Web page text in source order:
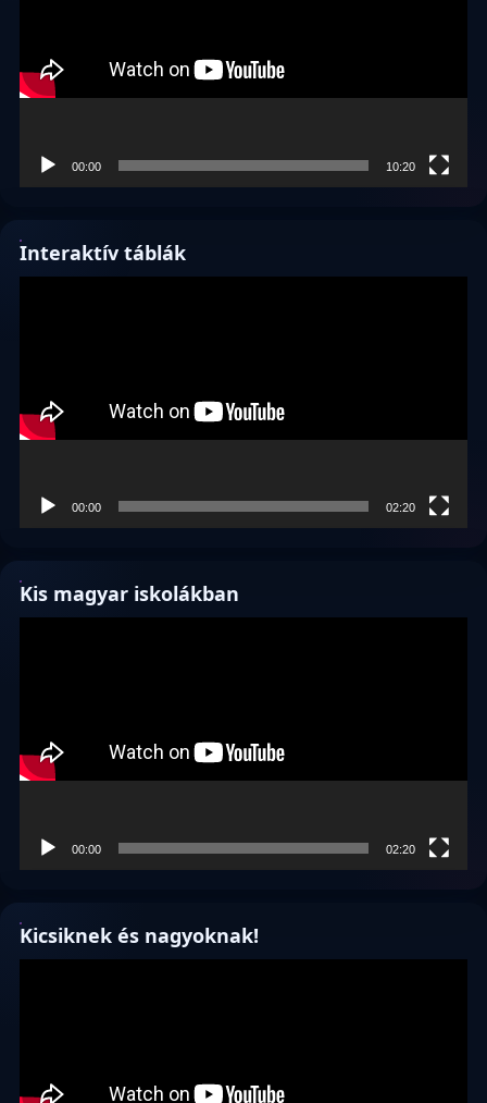
00:00 10:20
Interaktív táblák
00:00 02:20
Kis magyar iskolákban
00:00 02:20
Kicsiknek és nagyoknak!